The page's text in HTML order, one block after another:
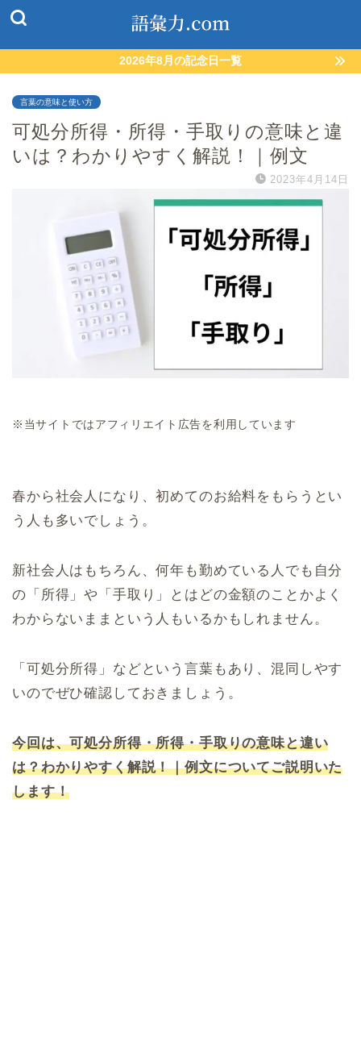
2026年8月の記念日一覧
言葉の意味と使い方
可処分所得・所得・手取りの意味と違
いは？わかりやすく解説！｜例文
2023年4月14日
※当サイトではアフィリエイト広告を利用しています
春から社会人になり、初めてのお給料をもらうとい
う人も多いでしょう。
新社会人はもちろん、何年も勤めている人でも自分
の「所得」や「手取り」とはどの金額のことかよく
わからないままという人もいるかもしれません。
「可処分所得」などという言葉もあり、混同しやす
いのでぜひ確認しておきましょう。
今回は、可処分所得・所得・手取りの意味と違い
は？わかりやすく解説！｜例文についてご説明いた
します！